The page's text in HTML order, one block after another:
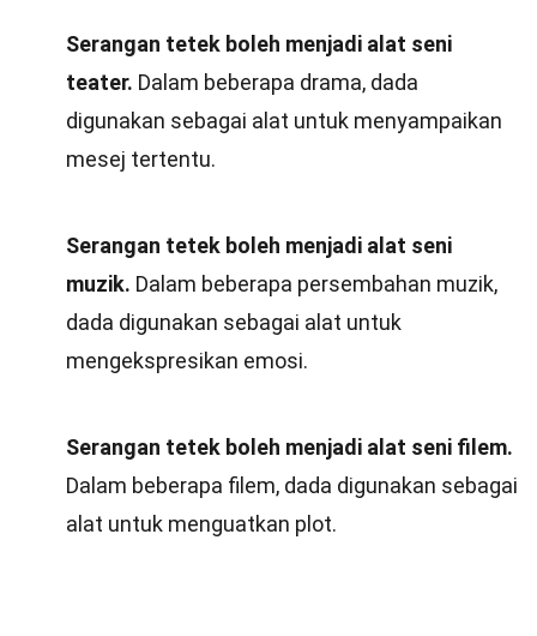
Serangan tetek boleh menjadi alat seni
teater. Dalam beberapa drama, dada
digunakan sebagai alat untuk menyampaikan
mesej tertentu.
Serangan tetek boleh menjadi alat seni
muzik. Dalam beberapa persembahan muzik,
dada digunakan sebagai alat untuk
mengekspresikan emosi.
Serangan tetek boleh menjadi alat seni filem.
Dalam beberapa filem, dada digunakan sebagai
alat untuk menguatkan plot.